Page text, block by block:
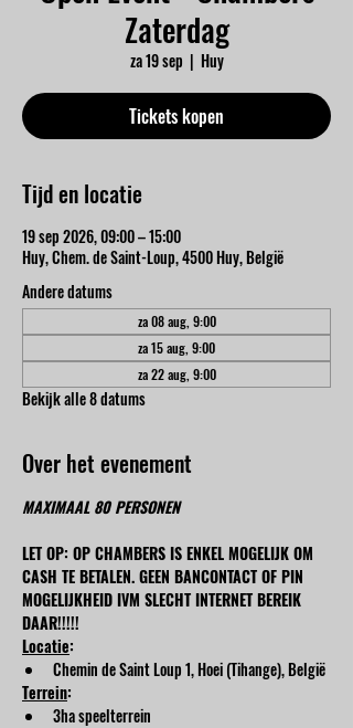
Zaterdag
za 19 sep
  |
Huy
Tickets kopen
Tijd en locatie
19 sep 2026, 09:00 – 15:00
Huy, Chem. de Saint-Loup, 4500 Huy, België
Andere datums
za 08 aug, 9:00
za 15 aug, 9:00
za 22 aug, 9:00
Bekijk alle 8 datums
Over het evenement
MAXIMAAL 80 PERSONEN
LET OP: OP CHAMBERS IS ENKEL MOGELIJK OM
CASH TE BETALEN. GEEN BANCONTACT OF PIN
MOGELIJKHEID IVM SLECHT INTERNET BEREIK
DAAR!!!!!
Locatie:
Chemin de Saint Loup 1, Hoei (Tihange), België
Terrein:
3ha speelterrein